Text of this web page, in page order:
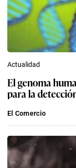
Actualidad
El genoma
para la
El Comercio